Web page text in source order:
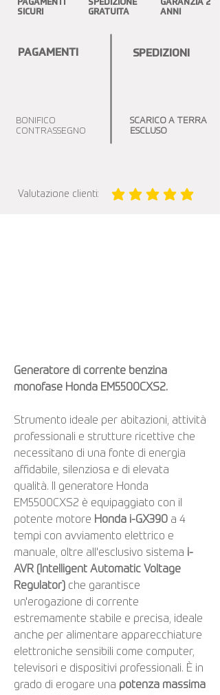
PAGAMENTI
SICURI
SPEDIZIONE
GRATUITA
GARANZIA 2
ANNI
PAGAMENTI SPEDIZIONI
BONIFICO
CONTRASSEGNO
SCARICO A TERRA
ESCLUSO
Valutazione clienti: la valutazione media è 5 su
Generatore di corrente benzina
monofase Honda EM5500CXS2.
Strumento ideale per abitazioni, attività
professionali e strutture ricettive che
necessitano di una fonte di energia
affidabile, silenziosa e di elevata
qualità. Il generatore Honda
EM5500CXS2 è equipaggiato con il
potente motore Honda i-GX390 a 4
tempi con avviamento elettrico e
manuale, oltre all'esclusivo sistema i-
AVR (Intelligent Automatic Voltage
Regulator) che garantisce
un'erogazione di corrente
estremamente stabile e precisa, ideale
anche per alimentare apparecchiature
elettroniche sensibili come computer,
televisori e dispositivi professionali. È in
grado di erogare una potenza massima